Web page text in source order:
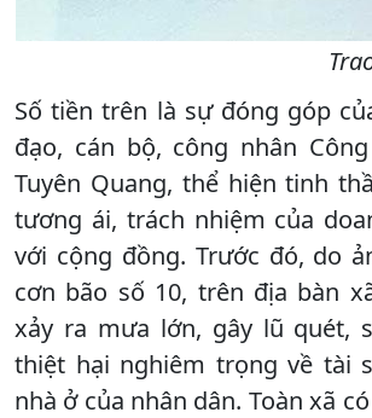
Số tiền trên là sự đóng góp
đạo, cán bộ, công nhân
Tuyên Quang, thể hiện tinh
tương ái, trách nhiệm của
với cộng đồng. Trước đó, do
cơn bão số 10, trên địa bàn
xảy ra mưa lớn, gây lũ quét,
thiệt hại nghiêm trọng về tài
nhà ở của nhân dân. Toàn xã